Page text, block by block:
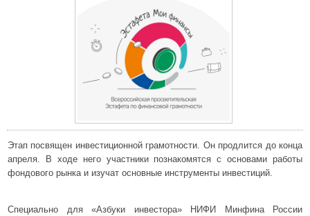
Этап посвящен инвестиционной грамотности. Он продлится до конца
апреля. В ходе него участники познакомятся с основами работы
фондового рынка и изучат основные инструменты инвестиций.
Специально для «Азбуки инвестора» НИФИ Минфина России